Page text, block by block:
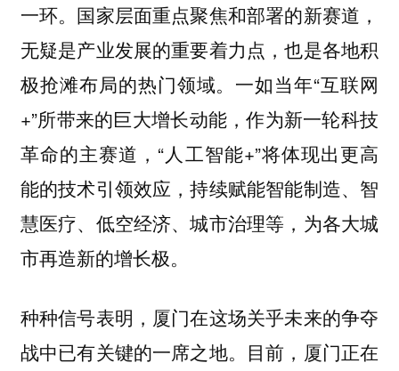
一环。国家层面重点聚焦和部署的新赛道，
无疑是产业发展的重要着力点，也是各地积
极抢滩布局的热门领域。一如当年“互联网
+”所带来的巨大增长动能，作为新一轮科技
革命的主赛道，“人工智能+”将体现出更高
能的技术引领效应，持续赋能智能制造、智
慧医疗、低空经济、城市治理等，为各大城
市再造新的增长极。
种种信号表明，厦门在这场关乎未来的争夺
战中已有关键的一席之地。目前，厦门正在